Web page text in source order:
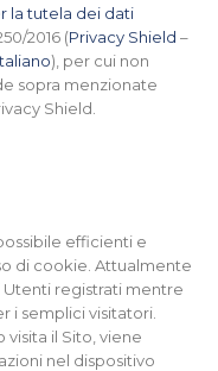
la tutela dei dati
2016 (Privacy Shield –
), per cui non
sopra menzionate
Shield.
efficienti e
di cookie. Attualmente
Utenti registrati mentre
i semplici visitatori.
il Sito, viene
nel dispositivo